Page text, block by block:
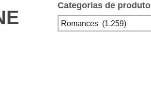
Categorias de produto